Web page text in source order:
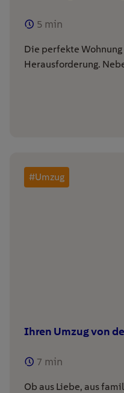
5 min
Die perfekte
Herausforderung.
#Umzug
Ihren Umzug von
7 min
Ob aus Liebe, aus